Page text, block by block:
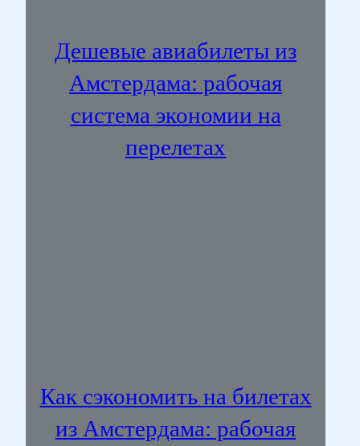
Дешевые авиабилеты из
Амстердама: рабочая
система экономии на
перелетах
Как сэкономить на билетах
из Амстердама: рабочая